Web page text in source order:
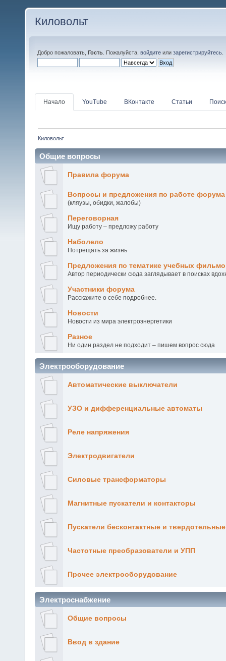
Киловольт
Добро пожаловать, Гость . Пожалуйста, войдите или зарегистрируйтесь
Начало YouTube ВКонтакте Статьи Поиск
Киловольт
Общие вопросы
Правила форума
Вопросы и предложения по работе форума
(кляузы, обидки, жалобы)
Переговорная
Ищу работу – предложу работу
Наболело
Потрещать за жизнь
Предложения по тематике учебных
Автор периодически сюда заглядывает в поисках
Участники форума
Расскажите о себе подробнее.
Новости
Новости из мира электроэнергетики
Разное
Ни один раздел не подходит – пишем вопрос сюда
Электрооборудование
Автоматические выключатели
УЗО и дифференциальные автоматы
Реле напряжения
Электродвигатели
Силовые трансформаторы
Магнитные пускатели и контакторы
Пускатели бесконтактные и
Частотные преобразователи и УПП
Прочее электрооборудование
Электроснабжение
Общие вопросы
Ввод в здание